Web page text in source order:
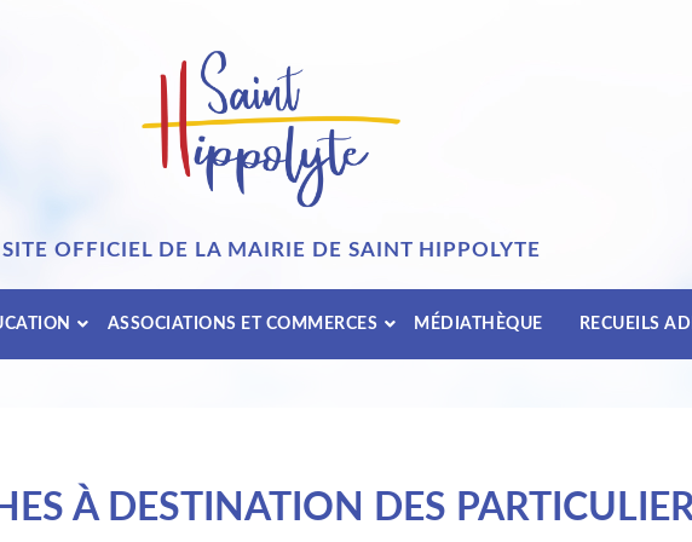
SITE OFFICIEL DE LA MAIRIE DE SAINT HIPPOLYTE
ASSOCIATIONS ET COMMERCES MÉDIATHÈQUE RECUEILS
À DESTINATION DES